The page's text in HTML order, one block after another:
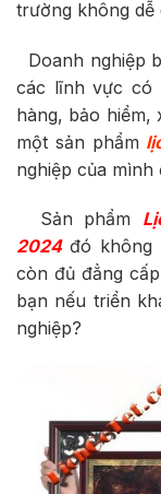
trường không dễ
Doanh nghiệp
các lĩnh vực có
hàng, bảo
một sản phẩm
nghiệp của mình
Sản phẩm
2024đó không
còn đủ đẳng
bạn nếu triển
nghiệp?